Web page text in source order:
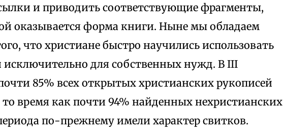
и приводить соответствующие фрагменты,
оказывается форма книги. Ныне мы обладаем
что христиане быстро научились использовать
для собственных нужд. В III
85% всех открытых христианских рукописей
время как почти 94% найденных нехристианских
по-прежнему имели характер свитков.